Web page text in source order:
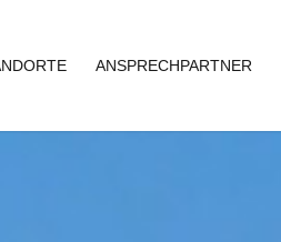
ANSPRECHPARTNER